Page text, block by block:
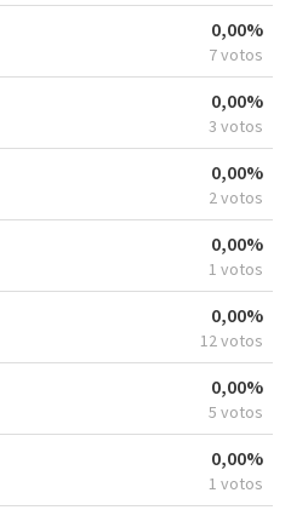
0,00%
7 votos
0,00%
3 votos
0,00%
2 votos
0,00%
1 votos
0,00%
12 votos
0,00%
5 votos
0,00%
1 votos